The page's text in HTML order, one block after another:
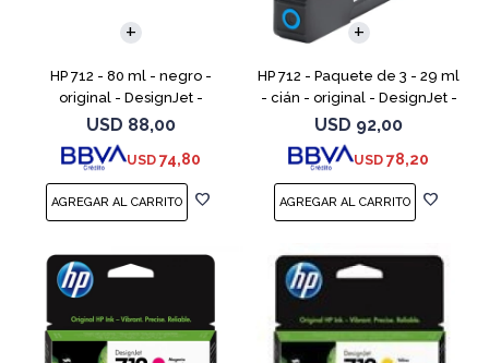
HP 712 - 80 ml - negro -
original - DesignJet -
cartucho de tinta - para
DesignJet Studio, T210, T230,
T250, T630, T650
USD 88,00
USD 74,80
HP 712 - Paquete de 3 - 29 ml
- cián - original - DesignJet -
cartucho de tinta - para
DesignJet Studio, T210, T230,
T250, T630,
USD 92,00
USD 78,20